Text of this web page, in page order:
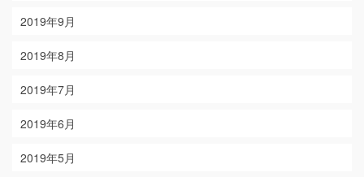
2019年9月
2019年8月
2019年7月
2019年6月
2019年5月